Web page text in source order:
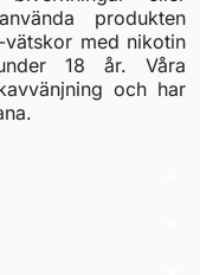
produkten
med nikotin
18 år. Våra
och har